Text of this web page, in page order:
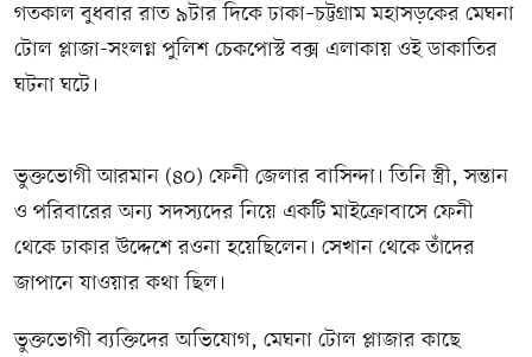
গতকাল বুধবার রাত ৯টার দিকে ঢাকা–চট্টগ্রাম মহাসড়কের মেঘনা
টোল প্লাজা-সংলগ্ন পুলিশ চেকপোস্ট বক্স এলাকায় ওই ডাকাতির
ঘটনা ঘটে।
ভুক্তভোগী আরমান (৪০) ফেনী জেলার বাসিন্দা। তিনি স্ত্রী, সন্তান
ও পরিবারের অন্য সদস্যদের নিয়ে একটি মাইক্রোবাসে ফেনী
থেকে ঢাকার উদ্দেশে রওনা হয়েছিলেন। সেখান থেকে তাঁদের
জাপানে যাওয়ার কথা ছিল।
ভুক্তভোগী ব্যক্তিদের অভিযোগ, মেঘনা টোল প্লাজার কাছে